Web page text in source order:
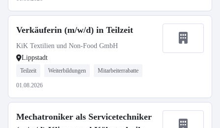
Verkäuferin (m/w/d) in Teilzeit
KiK Textilien und Non-Food GmbH
Lippstadt
Teilzeit Weiterbildungen Mitarbeiterrabatte
01.08.2026
Mechatroniker als Servicetechniker